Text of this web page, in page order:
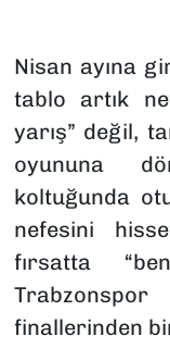
Nisan ayına
tablo artık
yarış” değil,
oyununa
koltuğunda
nefesini
fırsatta
finallerinden
SPOR
TEKNOLOJİ
YAŞAM
YEREL